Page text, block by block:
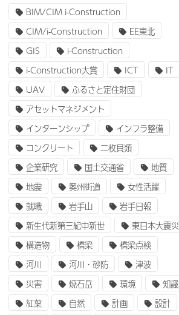
BIM/CIM i-Construction
CIM/i-Construction
EE東北
GIS
i-Construction
i-Construction大賞
ICT
IT
UAV
ふるさと定住財団
アセットマネジメント
インターンシップ
インフラ整備
コンクリート
二枚貝類
企業研究
国土交通省
地質
地震
奥州街道
女性活躍
就職
岩手山
岩手日報
新生代新第三紀中新世
東日本大震災
構造物
橋梁
橋梁点検
河川
河川・砂防
津波
災害
焼石岳 環境
知識
紅葉
自然 計画
設計